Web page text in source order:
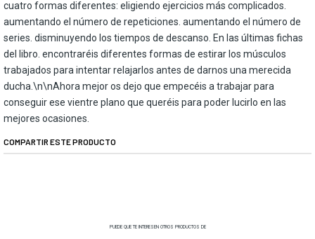
cuatro formas diferentes: eligiendo ejercicios más complicados.
aumentando el número de repeticiones. aumentando el número de
series. disminuyendo los tiempos de descanso. En las últimas fichas
del libro. encontraréis diferentes formas de estirar los músculos
trabajados para intentar relajarlos antes de darnos una merecida
ducha.\n\nAhora mejor os dejo que empecéis a trabajar para
conseguir ese vientre plano que queréis para poder lucirlo en las
mejores ocasiones.
COMPARTIR ESTE PRODUCTO
PUEDE QUE TE INTERESEN OTROS PRODUCTOS DE